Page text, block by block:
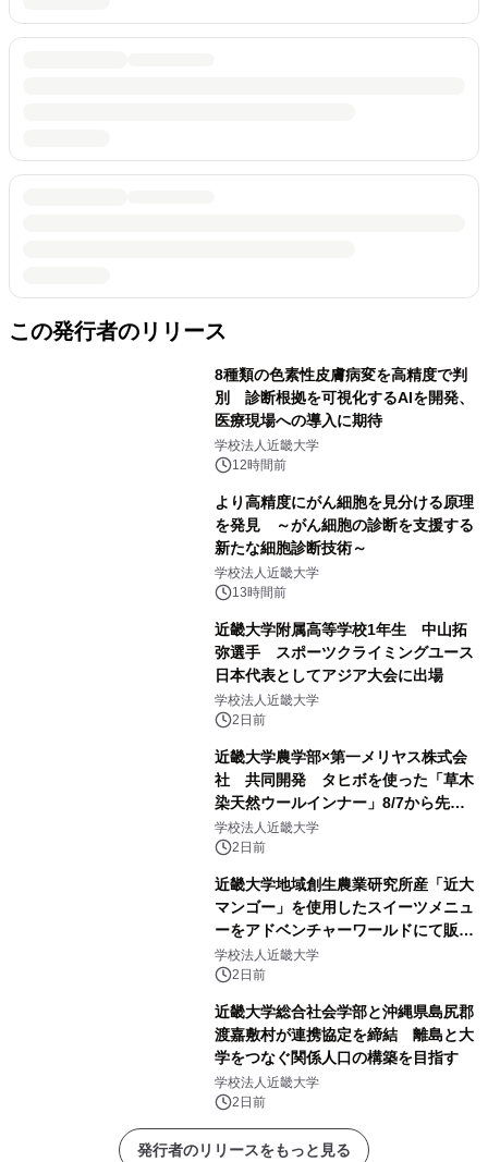
この発行者のリリース
8種類の色素性皮膚病変を高精度で判
別 診断根拠を可視化するAIを開発、
医療現場への導入に期待
学校法人近畿大学
12時間前
より高精度にがん細胞を見分ける原理
を発見 ～がん細胞の診断を支援する
新たな細胞診断技術～
学校法人近畿大学
13時間前
近畿大学附属高等学校1年生 中山拓
弥選手 スポーツクライミングユース
日本代表としてアジア大会に出場
学校法人近畿大学
2日前
近畿大学農学部×第一メリヤス株式会
社 共同開発 タヒボを使った「草木
染天然ウールインナー」8/7から先行
販売
学校法人近畿大学
2日前
近畿大学地域創生農業研究所産「近大
マンゴー」を使用したスイーツメニュ
ーをアドベンチャーワールドにて販売
します パークでしか味わえない期間
限定スイーツを楽しんで♪
学校法人近畿大学
2日前
近畿大学総合社会学部と沖縄県島尻郡
渡嘉敷村が連携協定を締結 離島と大
学をつなぐ関係人口の構築を目指す
学校法人近畿大学
2日前
発行者のリリースをもっと見る